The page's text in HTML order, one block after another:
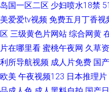
岛国一区二区 少妇喷水18禁
美爱爱tv视频 免费五月丁香视
区 三级黄色片网站 综合网黄
片在哪里看 蜜桃午夜网 久草
利所导航视频 成人片免费 国
欧美 午夜视频123 日本推理片